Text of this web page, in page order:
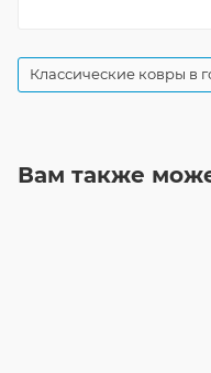
Классические ковры в
Вам также